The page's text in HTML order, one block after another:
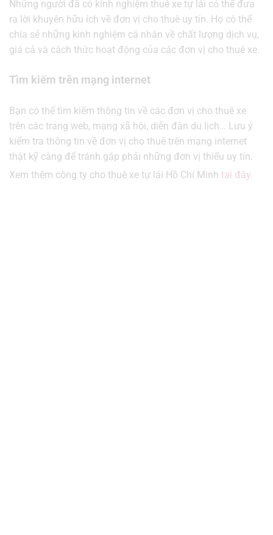
Những người đã có kinh nghiệm thuê xe tự lái có thể đưa
ra lời khuyên hữu ích về đơn vị cho thuê uy tín. Họ có thể
chia sẻ những kinh nghiệm cá nhân về chất lượng dịch vụ,
giá cả và cách thức hoạt động của các đơn vị cho thuê xe.
Tìm kiếm trên mạng internet
Bạn có thể tìm kiếm thông tin về các đơn vị cho thuê xe
trên các trang web, mạng xã hội, diễn đàn du lịch… Lưu ý
kiểm tra thông tin về đơn vị cho thuê trên mạng internet
thật kỹ càng để tránh gặp phải những đơn vị thiếu uy tín.
Xem thêm công ty cho thuê xe tự lái Hồ Chí Minh tại đây.